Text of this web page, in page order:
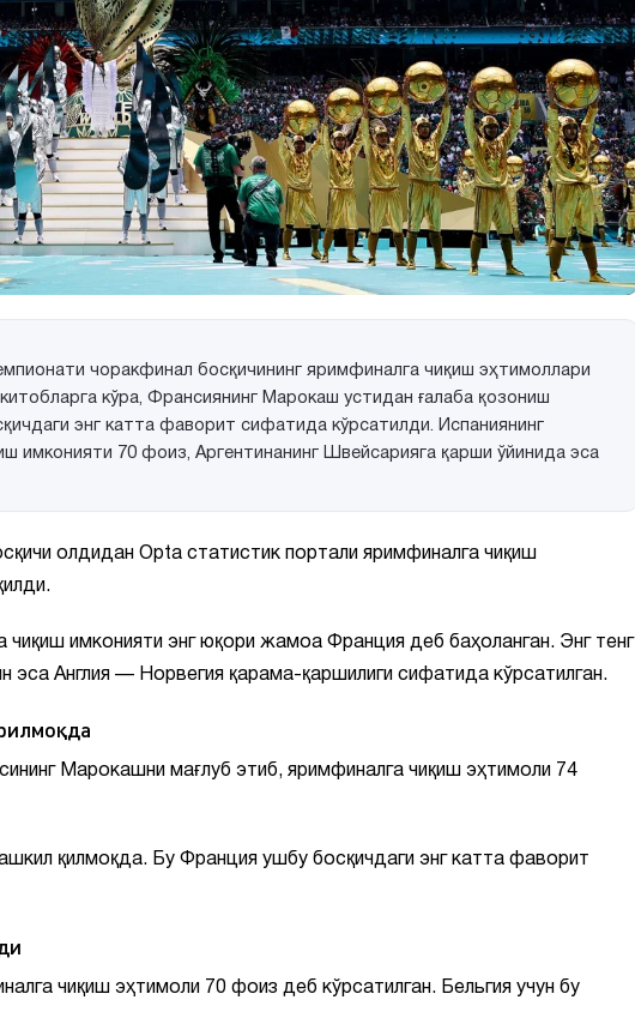
чоракфинал босқичининг яримфиналга чиқиш эҳтимоллари
кўра, Франсиянинг Марокаш устидан ғалаба қозониш
энг катта фаворит сифатида кўрсатилди. Испаниянинг
имконияти 70 фоиз, Аргентинанинг Швейсарияга қарши ўйинида эса
олдидан Opta статистик портали яримфиналга чиқиш
чиқиш имконияти энг юқори жамоа Франция деб баҳоланган. Энг тенг
эса Англия — Норвегия қарама-қаршилиги сифатида кўрсатилган.
Марокашни мағлуб этиб, яримфиналга чиқиш эҳтимоли 74
қилмоқда. Бу Франция ушбу босқичдаги энг катта фаворит
чиқиш эҳтимоли 70 фоиз деб кўрсатилган. Бельгия учун бу